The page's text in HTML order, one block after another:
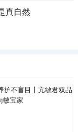
真自然